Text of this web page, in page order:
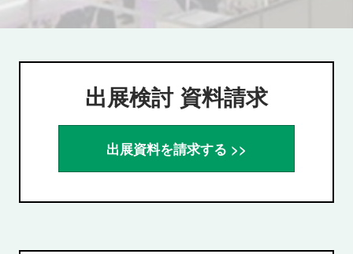
ア
グ
リ）
出展検討 資料請求
出展資料を請求する >>